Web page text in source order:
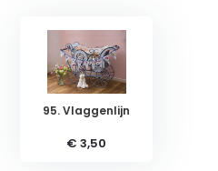
95. Vlaggenlijn
€ 3,50